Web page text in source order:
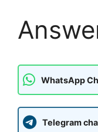
WhatsApp
Telegram